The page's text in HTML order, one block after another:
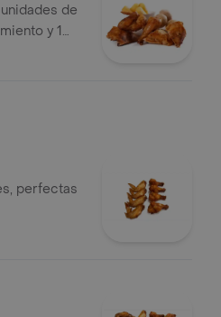
de
y 1
perfectas